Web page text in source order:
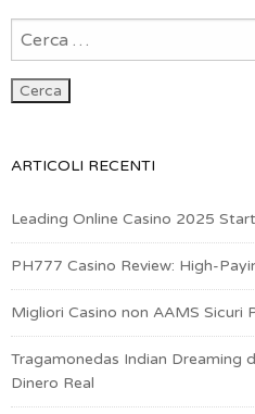
ARTICOLI RECENTI
Leading Online Casino 2025
PH777 Casino Review: High-
Migliori Casino non AAMS Sicuri
Tragamonedas Indian Dreaming
Dinero Real